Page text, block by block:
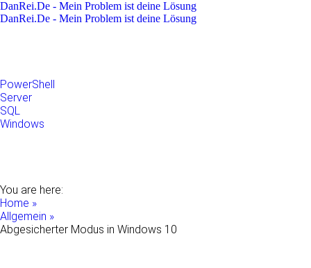
DanRei.De - Mein Problem ist deine Lösung
DanRei.De - Mein Problem ist deine Lösung
PowerShell
Server
SQL
Windows
You are here:
Home »
Allgemein »
Abgesicherter Modus in Windows 10